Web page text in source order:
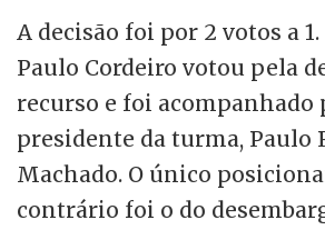
A decisão foi por 2 votos a
Paulo Cordeiro votou pela
recurso e foi acompanhado
presidente da turma, Paulo
Machado. O único
contrário foi o do